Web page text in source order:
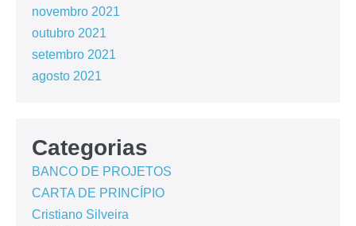
novembro 2021
outubro 2021
setembro 2021
agosto 2021
Categorias
BANCO DE PROJETOS
CARTA DE PRINCÍPIO
Cristiano Silveira